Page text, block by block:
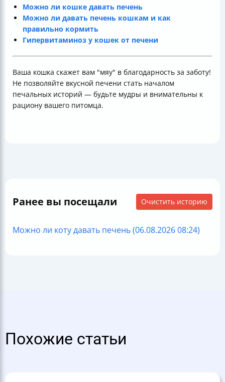
Можно ли кошке давать печень
Можно ли давать печень кошкам и как
правильно кормить
Гипервитаминоз у кошек от печени
Ваша кошка скажет вам "мяу" в благодарность за заботу!
Не позволяйте вкусной печени стать началом
печальных историй — будьте мудры и внимательны к
рациону вашего питомца.
Ранее вы посещали Очистить историю
Можно ли коту давать печень (06.08.2026 08:24)
Похожие статьи